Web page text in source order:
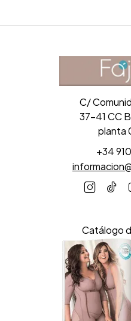
C/
37-41 CC
planta
+34
Catálogo